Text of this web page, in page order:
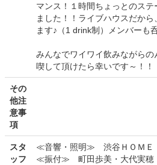
マンス！１時間ちょっとのス
ました！！ライブハウスだか
ます♪（1 drink制）メンバーも
みんなでワイワイ飲みながら
喫して頂けたら幸いです～！！
その
他注
意事
項
スタ
ッフ
≪音響・照明≫ 渋谷ＨＯＭＥ
≪振付≫ 町田歩美・大代実穂